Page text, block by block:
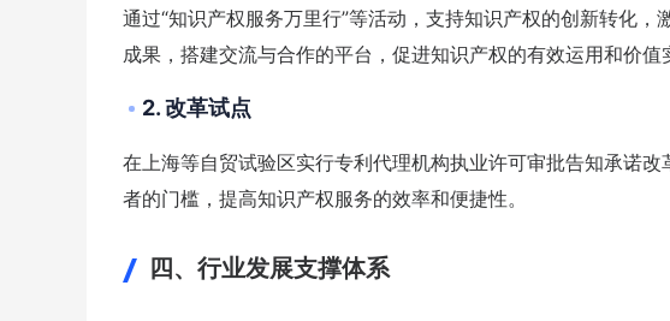
通过“知识产权服务万里行”等活动，支持知识产权的创新转化
成果，搭建交流与合作的平台，促进知识产权的有效运用和价值
2. 改革试点
在上海等自贸试验区实行专利代理机构执业许可审批告知承诺
者的门槛，提高知识产权服务的效率和便捷性。
四、行业发展支撑体系